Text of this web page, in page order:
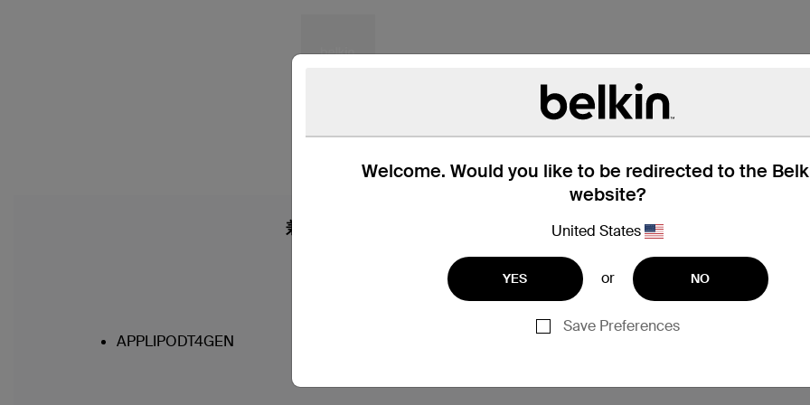
Welcome. Would you like to be redirected to the
website?
United States
YES or NO
Save Preferences
兼容性
APPLIPODT4GEN